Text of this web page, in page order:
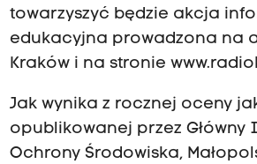
towarzyszyć będzie akcja
edukacyjna prowadzona na
Kraków i na stronie
Jak wynika z rocznej oceny
opublikowanej przez Główny
Ochrony Środowiska,